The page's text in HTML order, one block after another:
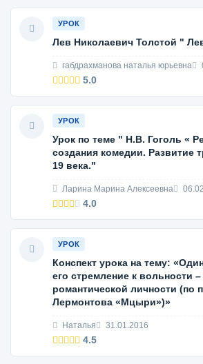
УРОК
Лев Николаевич Толстой "
габдрахманова наталья юрьевна
5.0
УРОК
Урок по теме " Н.В. Гоголь «
создания комедии. Развитие
19 века."
Ларина Марина Алексеевна
4.0
УРОК
Конспект урока на тему:
его стремление к вольности
романтической личности (по
Лермонтова «Мцыри»)»
Наталья 31.01.2016
4.5